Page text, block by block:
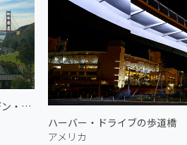
ゴールデン・ゲート・ブリッジ 1
ハーバー・ドライブの歩道橋
アメリカ